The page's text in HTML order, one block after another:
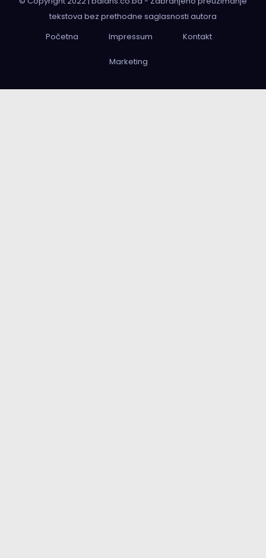
tekstova bez prethodne saglasnosti autora
Početna
Impressum Kontakt
Marketing